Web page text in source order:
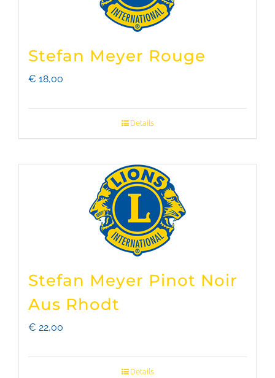
Stefan Meyer Rouge
€ 18,00
Details
Stefan Meyer Pinot Noir
Aus Rhodt
€ 22,00
Details